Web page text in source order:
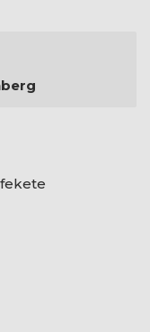
fekete